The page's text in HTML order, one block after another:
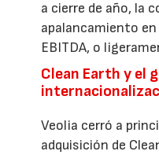
a cierre de año, la
apalancamiento
EBITDA, o
Clean Earth y el
Veolia cerró a
adquisición de